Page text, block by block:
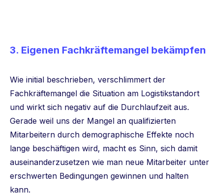
3. Eigenen Fachkräftemangel bekämpfen
Wie initial beschrieben, verschlimmert der
Fachkräftemangel die Situation am Logistikstandort
und wirkt sich negativ auf die Durchlaufzeit aus.
Gerade weil uns der Mangel an qualifizierten
Mitarbeitern durch demographische Effekte noch
lange beschäftigen wird, macht es Sinn, sich damit
auseinanderzusetzen wie man neue Mitarbeiter unter
erschwerten Bedingungen gewinnen und halten
kann.